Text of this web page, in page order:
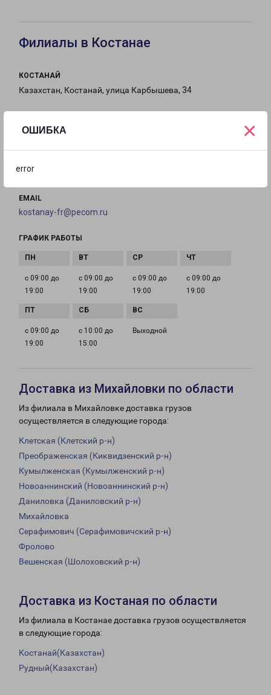
ОШИБКА
error
×
Филиалы в Костанае
КОСТАНАЙ
Казахстан, Костанай, улица Карбышева, 34
344-44-69
EMAIL
kostanay-fr@pecom.ru
ГРАФИК РАБОТЫ
с 09:00 до
19:00
с 09:00 до
19:00
с 09:00 до
19:00
с 09:00 до
19:00
с 09:00 до
19:00
с 10:00 до
15:00
Выходной
Доставка из Михайловки по области
Из филиала в Михайловке доставка грузов
осуществляется в следующие города:
Клетская (Клетский р-н)
Преображенская (Киквидзенский р-н)
Кумылженская (Кумылженский р-н)
Новоаннинский (Новоаннинский р-н)
Даниловка (Даниловский р-н)
Михайловка
Серафимович (Серафимовичский р-н)
Фролово
Вешенская (Шолоховский р-н)
Доставка из Костаная по области
Из филиала в Костанае доставка грузов осуществляется
в следующие города:
Костанай(Казахстан)
Рудный(Казахстан)